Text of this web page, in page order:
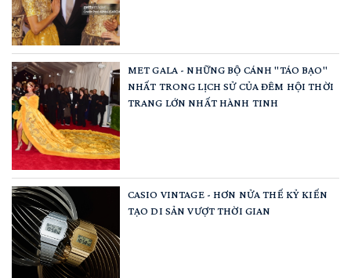
MET GALA - NHỮNG BỘ CÁNH "TÁO BẠO"
NHẤT TRONG LỊCH SỬ CỦA ĐÊM HỘI THỜI
TRANG LỚN NHẤT HÀNH TINH
CASIO VINTAGE - HƠN NỬA THẾ KỶ KIẾN
TẠO DI SẢN VƯỢT THỜI GIAN